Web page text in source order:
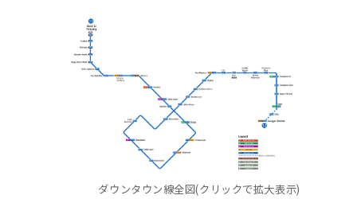
ダウンタウン線全図(クリックで拡大表示)